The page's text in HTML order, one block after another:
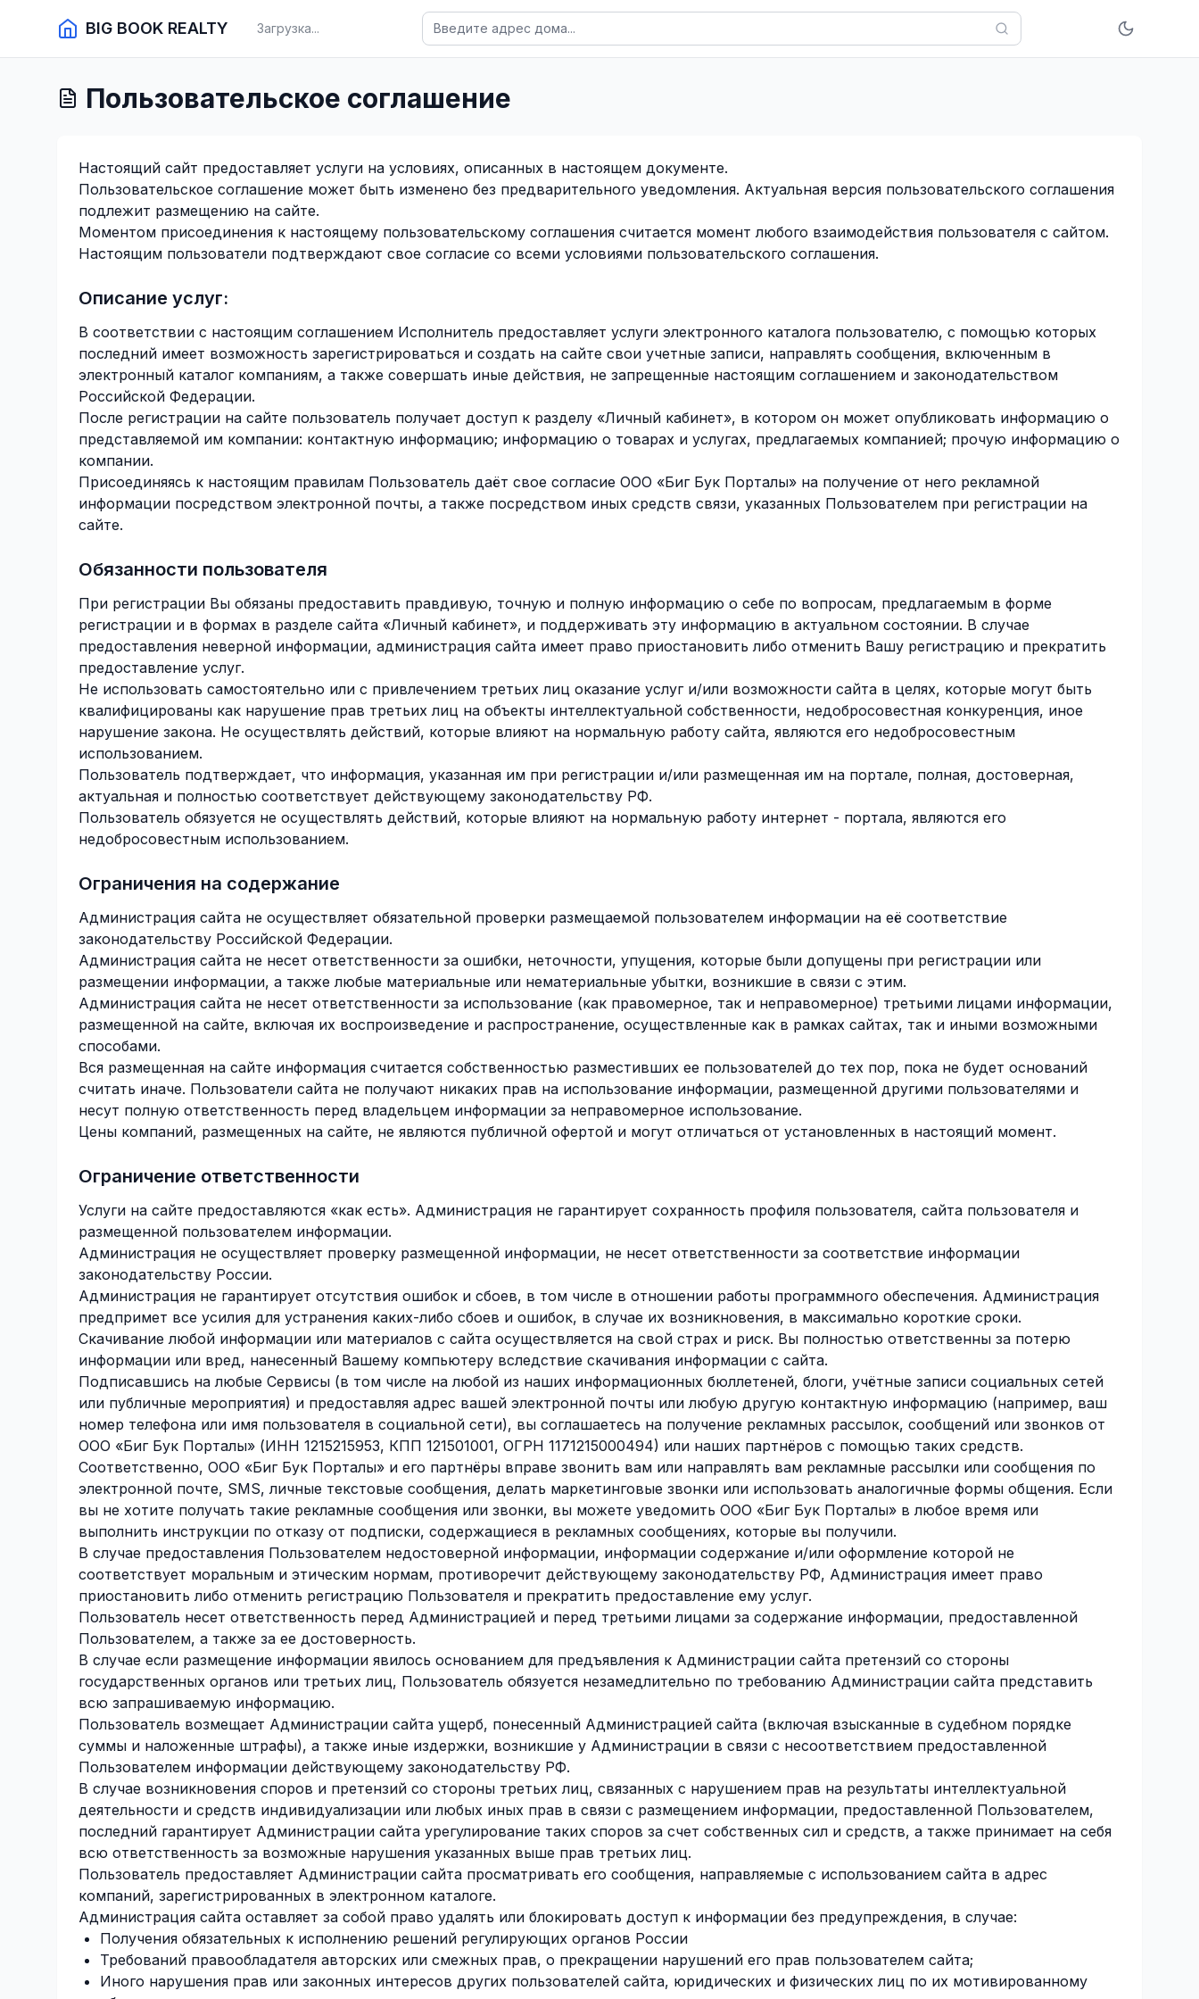
BIG BOOK REALTY Загрузка...
Пользовательское соглашение
Настоящий сайт предоставляет услуги на условиях, описанных в настоящем документе.
Пользовательское соглашение может быть изменено без предварительного уведомления. Актуальная версия пользовательского соглашения
подлежит размещению на сайте.
Моментом присоединения к настоящему пользовательскому соглашения считается момент любого взаимодействия пользователя с сайтом.
Настоящим пользователи подтверждают свое согласие со всеми условиями пользовательского соглашения.
Описание услуг:
В соответствии с настоящим соглашением Исполнитель предоставляет услуги электронного каталога пользователю, с помощью которых
последний имеет возможность зарегистрироваться и создать на сайте свои учетные записи, направлять сообщения, включенным в
электронный каталог компаниям, а также совершать иные действия, не запрещенные настоящим соглашением и законодательством
Российской Федерации.
После регистрации на сайте пользователь получает доступ к разделу «Личный кабинет», в котором он может опубликовать информацию о
представляемой им компании: контактную информацию; информацию о товарах и услугах, предлагаемых компанией; прочую информацию о
компании.
Присоединяясь к настоящим правилам Пользователь даёт свое согласие ООО «Биг Бук Порталы» на получение от него рекламной
информации посредством электронной почты, а также посредством иных средств связи, указанных Пользователем при регистрации на
сайте.
Обязанности пользователя
При регистрации Вы обязаны предоставить правдивую, точную и полную информацию о себе по вопросам, предлагаемым в форме
регистрации и в формах в разделе сайта «Личный кабинет», и поддерживать эту информацию в актуальном состоянии. В случае
предоставления неверной информации, администрация сайта имеет право приостановить либо отменить Вашу регистрацию и прекратить
предоставление услуг.
Не использовать самостоятельно или с привлечением третьих лиц оказание услуг и/или возможности сайта в целях, которые могут быть
квалифицированы как нарушение прав третьих лиц на объекты интеллектуальной собственности, недобросовестная конкуренция, иное
нарушение закона. Не осуществлять действий, которые влияют на нормальную работу сайта, являются его недобросовестным
использованием.
Пользователь подтверждает, что информация, указанная им при регистрации и/или размещенная им на портале, полная, достоверная,
актуальная и полностью соответствует действующему законодательству РФ.
Пользователь обязуется не осуществлять действий, которые влияют на нормальную работу интернет - портала, являются его
недобросовестным использованием.
Ограничения на содержание
Администрация сайта не осуществляет обязательной проверки размещаемой пользователем информации на её соответствие
законодательству Российской Федерации.
Администрация сайта не несет ответственности за ошибки, неточности, упущения, которые были допущены при регистрации или
размещении информации, а также любые материальные или нематериальные убытки, возникшие в связи с этим.
Администрация сайта не несет ответственности за использование (как правомерное, так и неправомерное) третьими лицами информации,
размещенной на сайте, включая их воспроизведение и распространение, осуществленные как в рамках сайтах, так и иными возможными
способами.
Вся размещенная на сайте информация считается собственностью разместивших ее пользователей до тех пор, пока не будет оснований
считать иначе. Пользователи сайта не получают никаких прав на использование информации, размещенной другими пользователями и
несут полную ответственность перед владельцем информации за неправомерное использование.
Цены компаний, размещенных на сайте, не являются публичной офертой и могут отличаться от установленных в настоящий момент.
Ограничение ответственности
Услуги на сайте предоставляются «как есть». Администрация не гарантирует сохранность профиля пользователя, сайта пользователя и
размещенной пользователем информации.
Администрация не осуществляет проверку размещенной информации, не несет ответственности за соответствие информации
законодательству России.
Администрация не гарантирует отсутствия ошибок и сбоев, в том числе в отношении работы программного обеспечения. Администрация
предпримет все усилия для устранения каких-либо сбоев и ошибок, в случае их возникновения, в максимально короткие сроки.
Скачивание любой информации или материалов с сайта осуществляется на свой страх и риск. Вы полностью ответственны за потерю
информации или вред, нанесенный Вашему компьютеру вследствие скачивания информации с сайта.
Подписавшись на любые Сервисы (в том числе на любой из наших информационных бюллетеней, блоги, учётные записи социальных сетей
или публичные мероприятия) и предоставляя адрес вашей электронной почты или любую другую контактную информацию (например, ваш
номер телефона или имя пользователя в социальной сети), вы соглашаетесь на получение рекламных рассылок, сообщений или звонков от
ООО «Биг Бук Порталы» (ИНН 1215215953, КПП 121501001, ОГРН 1171215000494) или наших партнёров с помощью таких средств.
Соответственно, ООО «Биг Бук Порталы» и его партнёры вправе звонить вам или направлять вам рекламные рассылки или сообщения по
электронной почте, SMS, личные текстовые сообщения, делать маркетинговые звонки или использовать аналогичные формы общения. Если
вы не хотите получать такие рекламные сообщения или звонки, вы можете уведомить ООО «Биг Бук Порталы» в любое время или
выполнить инструкции по отказу от подписки, содержащиеся в рекламных сообщениях, которые вы получили.
В случае предоставления Пользователем недостоверной информации, информации содержание и/или оформление которой не
соответствует моральным и этическим нормам, противоречит действующему законодательству РФ, Администрация имеет право
приостановить либо отменить регистрацию Пользователя и прекратить предоставление ему услуг.
Пользователь несет ответственность перед Администрацией и перед третьими лицами за содержание информации, предоставленной
Пользователем, а также за ее достоверность.
В случае если размещение информации явилось основанием для предъявления к Администрации сайта претензий со стороны
государственных органов или третьих лиц, Пользователь обязуется незамедлительно по требованию Администрации сайта представить
всю запрашиваемую информацию.
Пользователь возмещает Администрации сайта ущерб, понесенный Администрацией сайта (включая взысканные в судебном порядке
суммы и наложенные штрафы), а также иные издержки, возникшие у Администрации в связи с несоответствием предоставленной
Пользователем информации действующему законодательству РФ.
В случае возникновения споров и претензий со стороны третьих лиц, связанных с нарушением прав на результаты интеллектуальной
деятельности и средств индивидуализации или любых иных прав в связи с размещением информации, предоставленной Пользователем,
последний гарантирует Администрации сайта урегулирование таких споров за счет собственных сил и средств, а также принимает на себя
всю ответственность за возможные нарушения указанных выше прав третьих лиц.
Пользователь предоставляет Администрации сайта просматривать его сообщения, направляемые с использованием сайта в адрес
компаний, зарегистрированных в электронном каталоге.
Администрация сайта оставляет за собой право удалять или блокировать доступ к информации без предупреждения, в случае:
Получения обязательных к исполнению решений регулирующих органов России
Требований правообладателя авторских или смежных прав, о прекращении нарушений его прав пользователем сайта;
Иного нарушения прав или законных интересов других пользователей сайта, юридических и физических лиц по их мотивированному